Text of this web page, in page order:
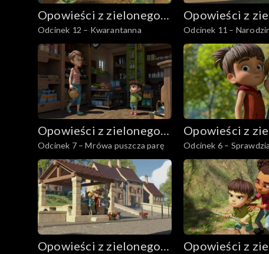
Opowieści z zielonego
lasu
Odcinek 12 – Kwarantanna
Opowieści z
lasu
Odcinek 11 –
Opowieści z zielonego
lasu
Odcinek 7 – Mrówa puszcza parę
Opowieści z
lasu
Odcinek 6 –
Opowieści z zielonego
Opowieści z